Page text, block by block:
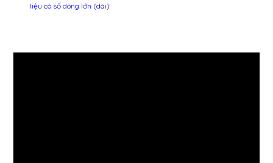
liệu có số dòng lớn (dài)